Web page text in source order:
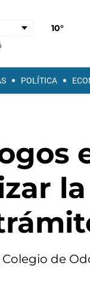
10°
POLÍTICA
de